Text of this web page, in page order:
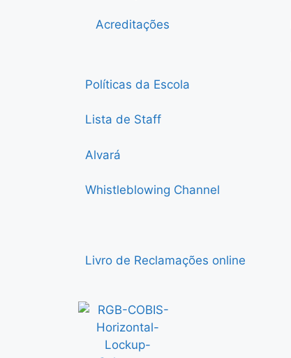
Acreditações
Políticas da Escola
Lista de Staff
Alvará
Whistleblowing Channel
Livro de Reclamações online